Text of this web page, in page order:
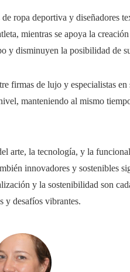
ropa deportiva y diseñadores
mientras se apoya la
y disminuyen la posibilidad de
firmas de lujo y especialistas en
manteniendo al mismo
arte, la tecnología, y la
innovadores y sostenibles
y la sostenibilidad son
y desafíos vibrantes.